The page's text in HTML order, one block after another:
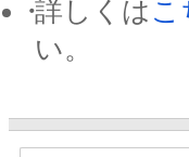
詳しくは こ
い。